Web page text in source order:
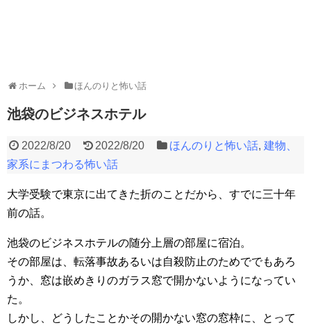
ホーム ほんのりと怖い話
池袋のビジネスホテル
2022/8/20 2022/8/20 ほんのりと怖い話,建物、
家系にまつわる怖い話
大学受験で東京に出てきた折のことだから、すでに三十年
前の話。
池袋のビジネスホテルの随分上層の部屋に宿泊。
その部屋は、転落事故あるいは自殺防止のためででもあろ
うか、窓は嵌めきりのガラス窓で開かないようになってい
た。
しかし、どうしたことかその開かない窓の窓枠に、とって